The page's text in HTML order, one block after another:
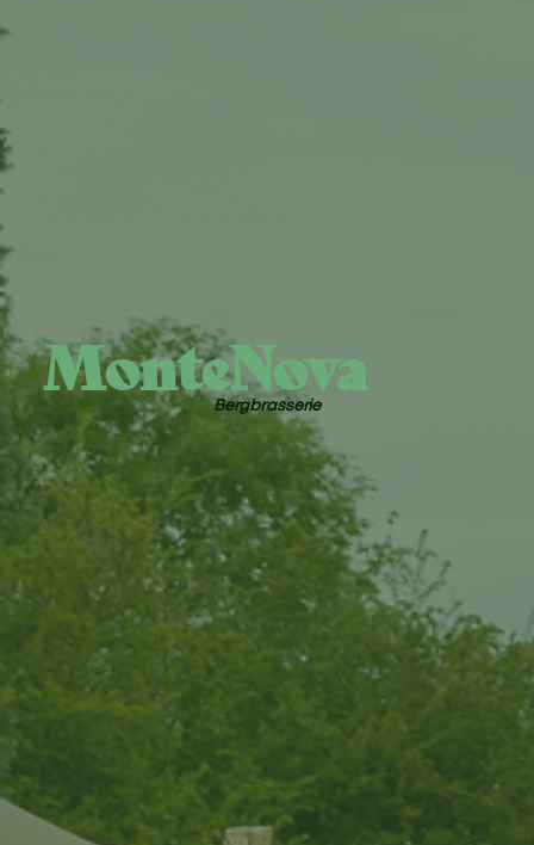
MonteNova
Bergbrasserie